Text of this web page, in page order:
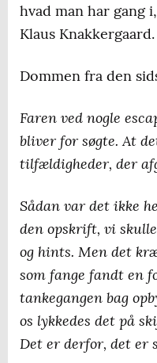
hvad man har gang
Klaus Knakkergaard.
Dommen fra den
Faren ved nogle
bliver for søgte. At
tilfældigheder, der
Sådan var det ikke
den opskrift, vi
og hints. Men det
som fange fandt en
tankegangen bag
os lykkedes det på
Det er derfor, det er